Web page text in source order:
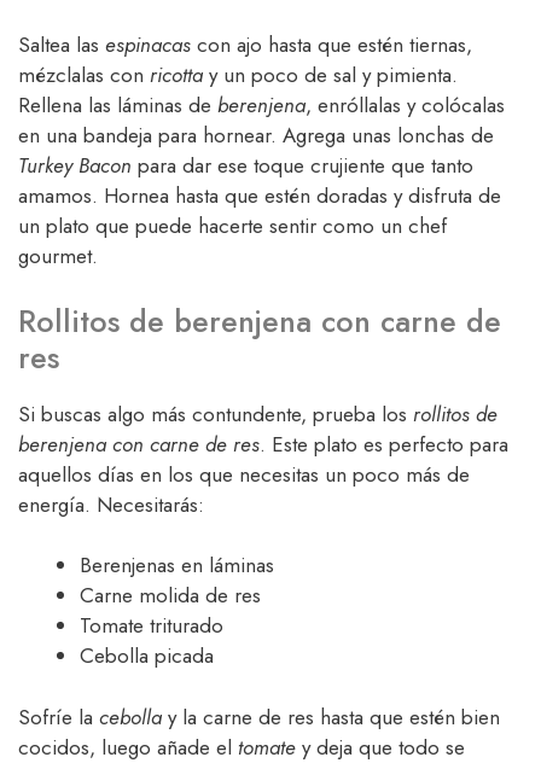
Saltea las espinacas con ajo hasta que estén tiernas,
mézclalas con ricotta y un poco de sal y pimienta.
Rellena las láminas de berenjena, enróllalas y colócalas
en una bandeja para hornear. Agrega unas lonchas de
Turkey Bacon para dar ese toque crujiente que tanto
amamos. Hornea hasta que estén doradas y disfruta de
un plato que puede hacerte sentir como un chef
gourmet.
Rollitos de berenjena con carne de
res
Si buscas algo más contundente, prueba los rollitos de
berenjena con carne de res. Este plato es perfecto para
aquellos días en los que necesitas un poco más de
energía. Necesitarás:
Berenjenas en láminas
Carne molida de res
Tomate triturado
Cebolla picada
Sofríe la cebolla y la carne de res hasta que estén bien
cocidos, luego añade el tomate y deja que todo se